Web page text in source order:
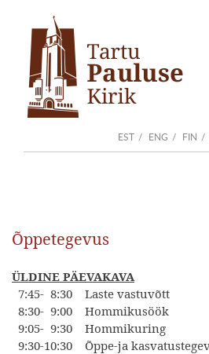
EST ENG FIN
Õppetegevus
ÜLDINE PÄEVAKAVA
7:45- 8:30 Laste vastuvõtt
8:30- 9:00 Hommikusöök
9:05- 9:30 Hommikuring
9:30-10:30 Õppe-ja